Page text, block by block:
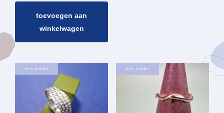
toevoegen aan
winkelwagen
lees verder lees verder